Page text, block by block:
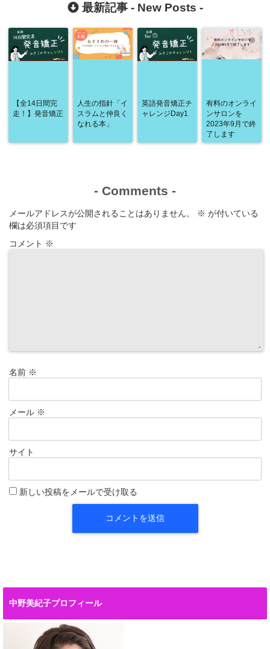
最新記事 - New Posts -
【全14日間完
走！】発音矯正
人生の指針「イ
スラムと仲良く
なれる本」
英語発音矯正チ
ャレンジDay1
有料のオンライ
ンサロンを
2023年9月で終
了します
- Comments -
メールアドレスが公開されることはありません。 ※ が付いている
欄は必須項目です
コメント ※
名前 ※
メール ※
サイト
新しい投稿をメールで受け取る
中野美紀子プロフィール